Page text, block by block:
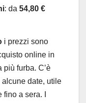
: da 54,80 €
i prezzi sono
online in
furba. C’è
date, utile
a sera. I